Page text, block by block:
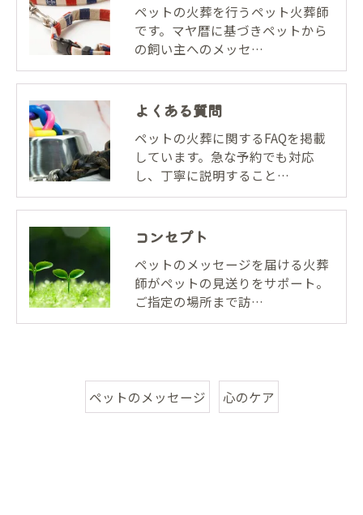
ペットの火葬を行うペット火葬師
です。マヤ暦に基づきペットから
の飼い主へのメッセ…
よくある質問
ペットの火葬に関するFAQを掲載
しています。急な予約でも対応
し、丁寧に説明すること…
コンセプト
ペットのメッセージを届ける火葬
師がペットの見送りをサポート。
ご指定の場所まで訪…
ペットのメッセージ 心のケア